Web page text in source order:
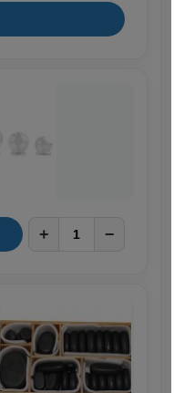
−
+